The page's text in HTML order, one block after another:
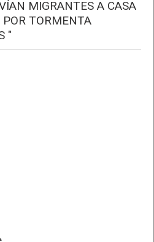
MIGRANTES A CASA
TORMENTA
"